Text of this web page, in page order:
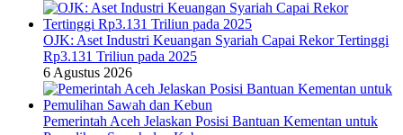
OJK: Aset Industri Keuangan Syariah Capai Rekor Tertinggi
Rp3.131 Triliun pada 2025
6 Agustus 2026
Pemerintah Aceh Jelaskan Posisi Bantuan Kementan untuk